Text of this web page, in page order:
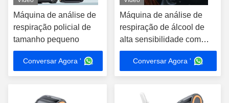
Máquina de análise de
respiração policial de
tamanho pequeno
Conversar Agora '
Máquina de análise de
respiração de álcool de
alta sensibilidade com
impressora incorporada
Conversar Agora '